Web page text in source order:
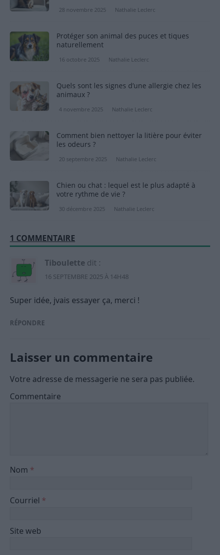
28 novembre 2025 Nathalie Leclerc
Protéger son animal des puces et tiques
naturellement
16 octobre 2025 Nathalie Leclerc
Quels sont les signes d’une allergie chez les
animaux ?
4 novembre 2025 Nathalie Leclerc
Comment bien nettoyer la litière pour éviter
les odeurs ?
20 septembre 2025 Nathalie Leclerc
Chien ou chat : lequel est le plus adapté à
votre rythme de vie ?
30 décembre 2025 Nathalie Leclerc
1 COMMENTAIRE
Tiboulette dit :
16 SEPTEMBRE 2025 À 14H48
Super idée, jvais essayer ça, merci !
RÉPONDRE
Laisser un commentaire
Votre adresse de messagerie ne sera pas publiée.
Commentaire
Nom *
Courriel *
Site web